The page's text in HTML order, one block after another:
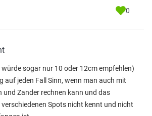
0
würde sogar nur 10 oder 12cm empfehlen)
auf jeden Fall Sinn, wenn man auch mit
und Zander rechnen kann und das
Spots nicht kennt und nicht